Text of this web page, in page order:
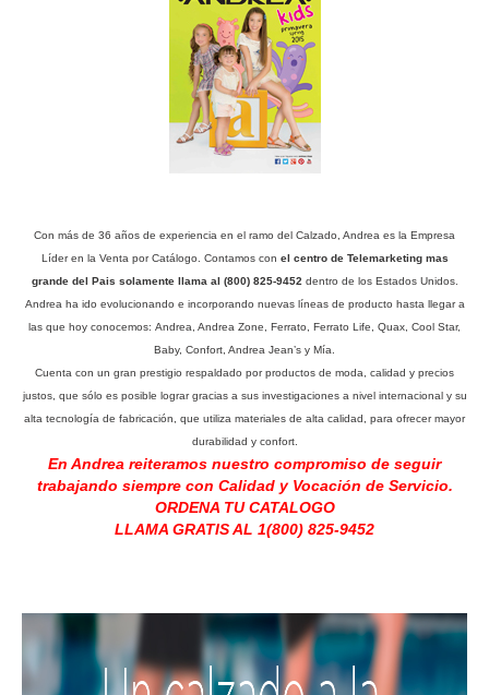
Con más de 36 años de experiencia en el ramo del Calzado, Andrea es la Empresa
Líder en la Venta por Catálogo. Contamos con el centro de Telemarketing mas
grande del Pais solamente llama al (800) 825-9452 dentro de los Estados Unidos.
Andrea ha ido evolucionando e incorporando nuevas líneas de producto hasta llegar a
las que hoy conocemos: Andrea, Andrea Zone, Ferrato, Ferrato Life, Quax, Cool Star,
Baby, Confort, Andrea Jean’s y Mía.
Cuenta con un gran prestigio respaldado por productos de moda, calidad y precios
justos, que sólo es posible lograr gracias a sus investigaciones a nivel internacional y su
alta tecnología de fabricación, que utiliza materiales de alta calidad, para ofrecer mayor
durabilidad y confort.
En Andrea reiteramos nuestro compromiso de seguir
trabajando siempre con Calidad y Vocación de Servicio.
ORDENA TU CATALOGO
LLAMA GRATIS AL 1(800) 825-9452